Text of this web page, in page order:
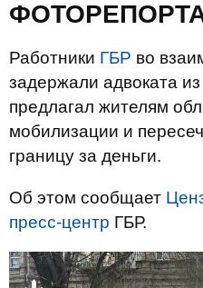
Работники ГБР во
задержали адвоката
предлагал жителям
мобилизации и
границу за деньги.
Об этом сообщает
пресс-центр ГБР.